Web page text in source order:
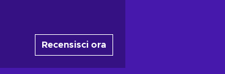
Recensisci ora